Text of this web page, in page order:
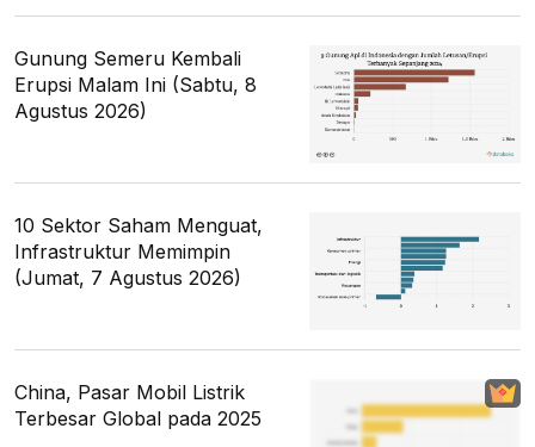
Gunung Semeru Kembali
Erupsi Malam Ini (Sabtu, 8
Agustus 2026)
10 Sektor Saham Menguat,
Infrastruktur Memimpin
(Jumat, 7 Agustus 2026)
China, Pasar Mobil Listrik
Terbesar Global pada 2025